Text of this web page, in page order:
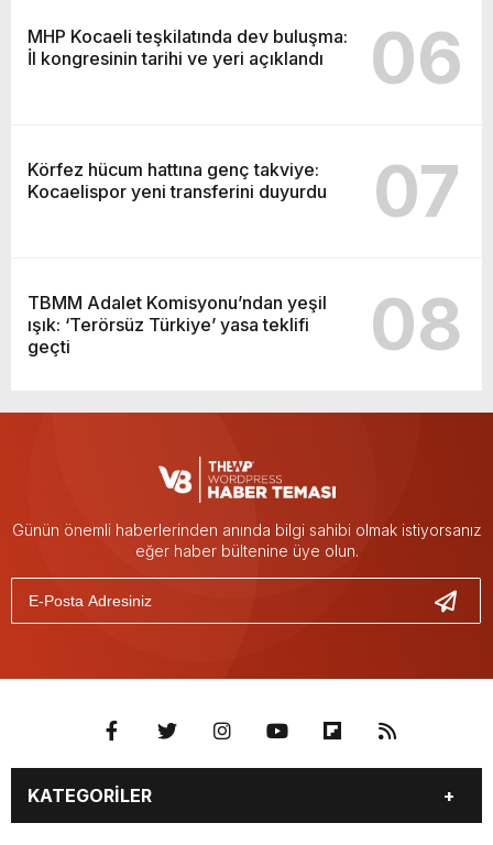
MHP Kocaeli teşkilatında dev buluşma:
İl kongresinin tarihi ve yeri açıklandı
06
Körfez hücum hattına genç takviye:
Kocaelispor yeni transferini duyurdu
07
TBMM Adalet Komisyonu’ndan yeşil
ışık: ‘Terörsüz Türkiye’ yasa teklifi
geçti
08
Günün önemli haberlerinden anında bilgi sahibi olmak istiyorsanız
eğer haber bültenine üye olun.
KATEGORİLER